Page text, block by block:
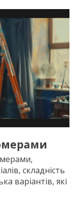
складність
варіантів, які